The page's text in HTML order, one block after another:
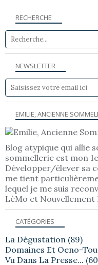
NEWSLETTER
RECHERCHE
EMILIE, ANCIENNE
Blog atypique qui allie
sommellerie est mon
Développer/élever sa
me tient
lequel je me suis
LèMo et Nouvellement
CATÉGORIES
La Dégustation (89)
Domaines Et Oeno-
Vu Dans La Presse...